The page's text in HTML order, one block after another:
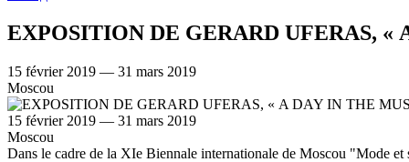
EXPOSITION DE GERARD UFERAS, «
15 février 2019 — 31 mars 2019
Moscou
15 février 2019 — 31 mars 2019
Moscou
Dans le cadre de la XIe Biennale internationale de Moscou "Mode et style dans la photographie", le Musée d'art multimédia présente une exposition de l'un des photographes français contemporains les plus célèbres et les plus dynamiques - Gerard Uferas. "Quel plus bel objet pour un photographe comme Gérard Uferas que l’expérience du musée ! C’est en effet non seulement celle des images, mais celle d’une pratique - la visite au Musée – dotée, aux yeux du public du monde entier, d’une des plus hautes valeurs démocratiques. Après le temps des collections constituées pour les seuls résidents des palais, l’invention du musée a en effet permis à la foule d’accéder à son tour à la contemplation des œuvres. Car il y eut des siècles où l’on vivait avec les œuvres. Nous appartenons à un temps où, faute de vivre avec, nous allons les voir, leur rendre visite et les adorer, au rythme d’un office sans prêtre ni pasteur, célébré dans cet endroit spécialisé, si curieux puisqu’on n’y fait apparemment rien d’autre que regarder et satisfaire ainsi le désir de voir porté à son point d’intensité maximale. Parfois jusqu’à n’être plus en mesure de voir quoi que ce soit, à l’image de ces millions de touristes aux yeux fatigués qui se sont usés les pupilles à « faire », comme ils disent, le Louvre ou l’Ermitage ! C’est ce peuple de pèlerins de l’art dont témoignent les photos de Gérard Uferas, enregistrant les postures, les émotions, les situations - et parfois les plus cocasses. Comment regardons-nous ? Comment nous tenons-nous face aux images présentées dans les musées ? Qu’y voyons-nous vraiment ? C’est à ces questions qu’en artiste, Gérard Uferas tente d’apporter des réponses en enquêtant ainsi sur ce phénomène mondial. Car ce qui se passe face aux œuvres dans un regard est chose complexe. Toute œuvre est faite deux fois, comme le disait Marcel Duchamp, l’artiste des ready-made : la première par son “créateur” et la seconde par son « regardeur». Car c’est par le regard au musée que les œuvres prennent sens et qu’elles changent de statut. En 1913, le célèbre urinoir de Duchamp, objet industriel banal, se transforme ainsi par le seul fait d’être exposé au regard dans le musée. Il n’est plus cet objet trivial mais une “fontaine”, œuvre poétique et plastique, digne d’être rangée dans la longue histoire de l’art. C’est aussi par le regard que la « déposition du christ » de Rubens, installée dans la cathédrale d’Anvers en Belgique, devient en 1794 aux yeux des révolutionnaires français athées auxquels on la propose pour le tout nouveau Louvre, non plus l’image d’un Dieu triomphant de la mort, mais celle d’un homme vaincu, atrocement torturé. Question de regard toujours ! Gérard Uferas a donc traqué notre regard d’hommes d’aujourd’hui. Ce regard, plein de dévotion, a changé même s’il n’a pas totalement oublié d’où il vient - regard de l’amateur, mais aussi du collectionneur, du prince, du bourgeois, ou du fidèle. Gérard Uferas documente en effet ce peuple de “regardeurs” comme le feraient un anthropologue, un sociologue, ou un philosophe. Pourquoi donc cette multitude entre-t-elle dans les salles d’exposition ? Que vient-elle donc chercher dans cette moderne caverne aux images ? La même chose que ses ancêtres venaient chercher dans les grottes